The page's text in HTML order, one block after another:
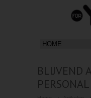
BLIJVEND